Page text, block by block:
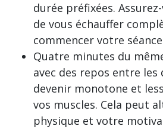
durée préfixées.
de vous échauffer
commencer votre séance
Quatre minutes du
avec des repos entre les
devenir monotone et
vos muscles. Cela peut
physique et votre